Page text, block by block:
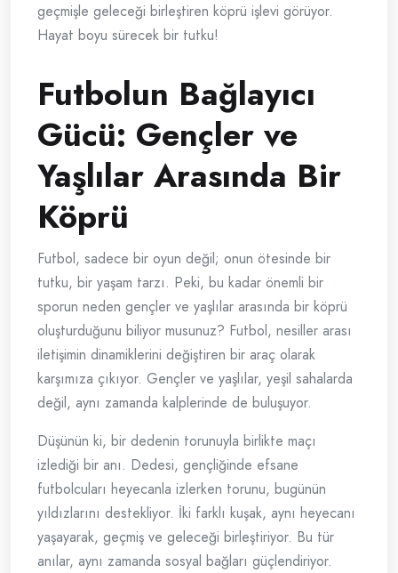
geçmişle geleceği birleştiren köprü işlevi görüyor.
Hayat boyu sürecek bir tutku!
Futbolun Bağlayıcı
Gücü: Gençler ve
Yaşlılar Arasında Bir
Köprü
Futbol, sadece bir oyun değil; onun ötesinde bir
tutku, bir yaşam tarzı. Peki, bu kadar önemli bir
sporun neden gençler ve yaşlılar arasında bir köprü
oluşturduğunu biliyor musunuz? Futbol, nesiller arası
iletişimin dinamiklerini değiştiren bir araç olarak
karşımıza çıkıyor. Gençler ve yaşlılar, yeşil sahalarda
değil, aynı zamanda kalplerinde de buluşuyor.
Düşünün ki, bir dedenin torunuyla birlikte maçı
izlediği bir anı. Dedesi, gençliğinde efsane
futbolcuları heyecanla izlerken torunu, bugünün
yıldızlarını destekliyor. İki farklı kuşak, aynı heyecanı
yaşayarak, geçmiş ve geleceği birleştiriyor. Bu tür
anılar, aynı zamanda sosyal bağları güçlendiriyor.